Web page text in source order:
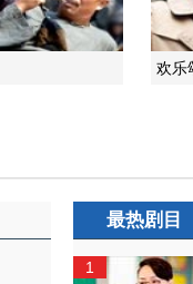
欢乐
最热剧目
1